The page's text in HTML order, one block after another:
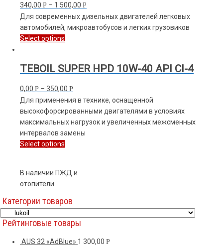
340,00 Р – 1 500,00 Р
Для современных дизельных двигателей легковых
автомобилей, микроавтобусов и легких грузовиков
Select options
TEBOIL SUPER HPD 10W-40 API CI-4
0,00 Р – 350,00 Р
Для применения в технике, оснащенной
высокофорсированными двигателями в условиях
максимальных нагрузок и увеличенных межсменных
интервалов замены
Select options
В наличии ПЖД и
отопители
Категории товаров
Рейтинговые товары
AUS 32 «АdBlue» 1 300,00 Р